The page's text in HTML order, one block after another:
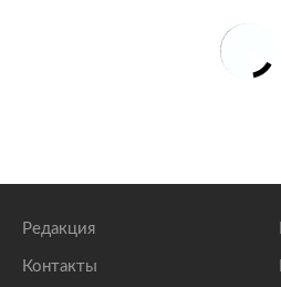
Редакция
Контакты